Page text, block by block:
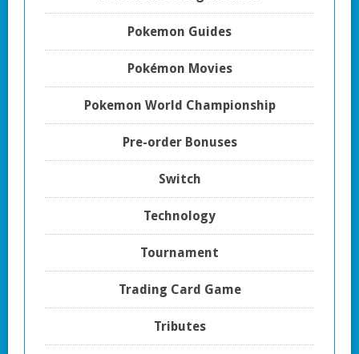
Pokemon Guides
Pokémon Movies
Pokemon World Championship
Pre-order Bonuses
Switch
Technology
Tournament
Trading Card Game
Tributes